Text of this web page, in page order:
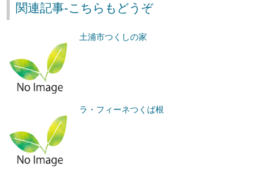
関連記事-こちらもどうぞ
土浦市つくしの家
ラ・フィーネつくば根